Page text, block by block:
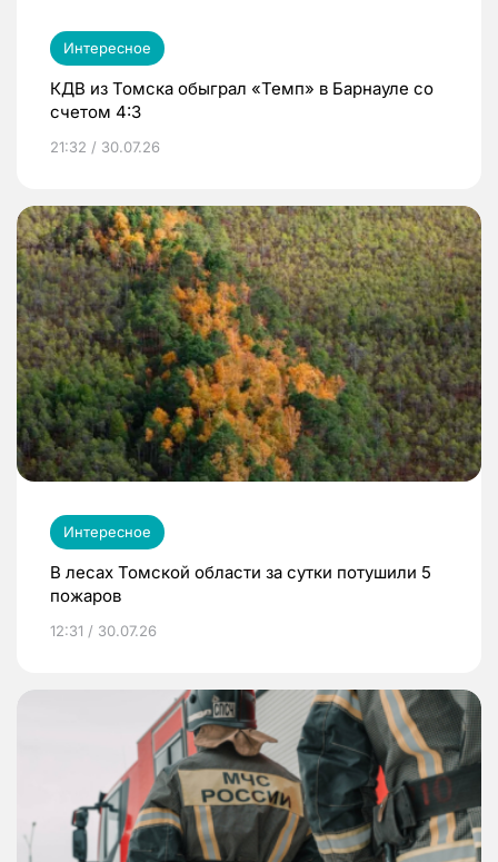
Интересное
КДВ из Томска обыграл «Темп» в Барнауле со
счетом 4:3
21:32 / 30.07.26
Интересное
В лесах Томской области за сутки потушили 5
пожаров
12:31 / 30.07.26